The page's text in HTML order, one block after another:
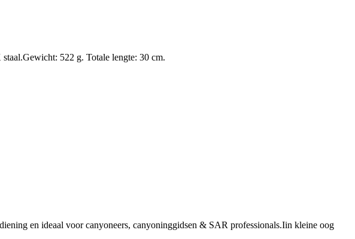
522 g. Totale lengte: 30 cm.
en ideaal voor canyoneers, canyoninggidsen & SAR professionals.Iin kleine oog